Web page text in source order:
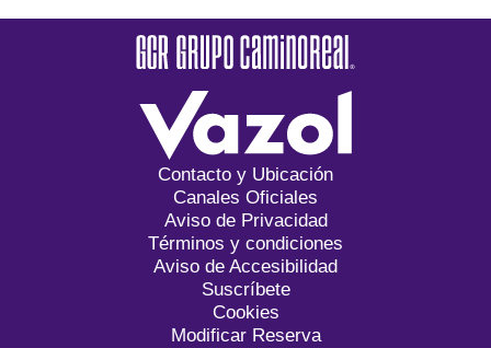
Contacto y Ubicación
Canales Oficiales
Aviso de Privacidad
Términos y condiciones
Aviso de Accesibilidad
Suscríbete
Cookies
Modificar Reserva